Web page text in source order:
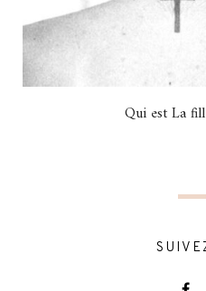
Qui est La